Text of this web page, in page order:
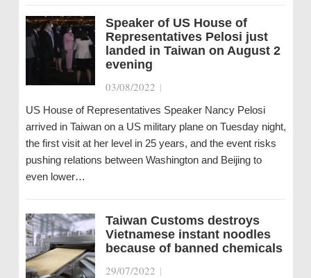
Speaker of US House of
Representatives Pelosi just
landed in Taiwan on August 2
evening
03/08/2022 |
US House of Representatives Speaker Nancy Pelosi
arrived in Taiwan on a US military plane on Tuesday night,
the first visit at her level in 25 years, and the event risks
pushing relations between Washington and Beijing to
even lower…
Taiwan Customs destroys
Vietnamese instant noodles
because of banned chemicals
29/07/2022 |